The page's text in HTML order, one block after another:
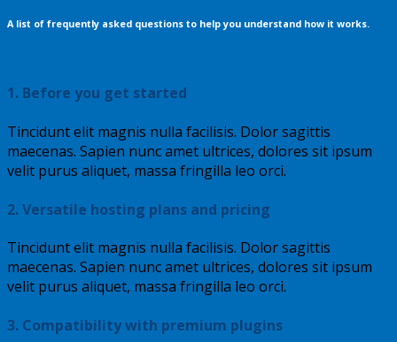
A list of frequently asked questions to help you understand how it works.
1. Before you get started
Tincidunt elit magnis nulla facilisis. Dolor sagittis
maecenas. Sapien nunc amet ultrices, dolores sit ipsum
velit purus aliquet, massa fringilla leo orci.
2. Versatile hosting plans and pricing
Tincidunt elit magnis nulla facilisis. Dolor sagittis
maecenas. Sapien nunc amet ultrices, dolores sit ipsum
velit purus aliquet, massa fringilla leo orci.
3. Compatibility with premium plugins